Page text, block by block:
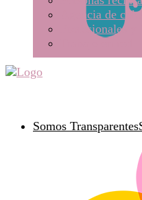
Agencia de
Profesionales y
Somos Transparentes